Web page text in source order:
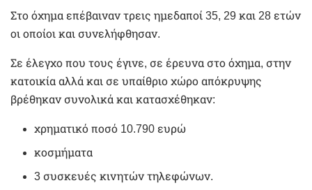
Στο όχημα επέβαιναν τρεις ημεδαποί 35, 29 και 28 ετών
οι οποίοι και συνελήφθησαν.
Σε έλεγχο που τους έγινε, σε έρευνα στο όχημα, στην
κατοικία αλλά και σε υπαίθριο χώρο απόκρυψης
βρέθηκαν συνολικά και κατασχέθηκαν:
χρηματικό ποσό 10.790 ευρώ
κοσμήματα
3 συσκευές κινητών τηλεφώνων.